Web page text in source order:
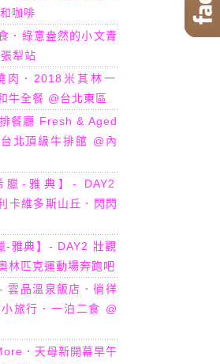
咖啡
．綠意盎然的小文青
犁站
肉．2018米其林一
牛全餐 @台北東區
排餐廳 Fresh & Aged
北頂級牛排館 @內
臘-雅典】- DAY2
卡維多斯山丘．閃閃
-雅典】- DAY2 壯觀
林匹克運動場奔跑吧
雲品溫泉飯店．徜徉
旅行．一泊二食 @
．天母新開幕早午